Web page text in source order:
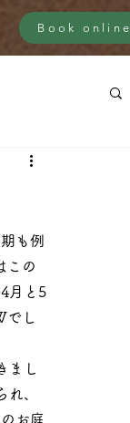
Book online
も例
この
月と5
し
し
、
お庭